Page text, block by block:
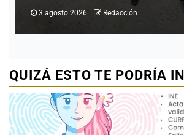
1 agosto 2026 Redacción
QUIZÁ ESTO TE PODRÍA